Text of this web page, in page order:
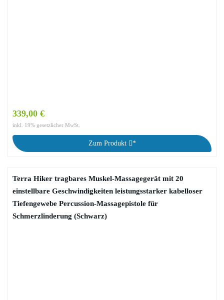
339,00 €
inkl. 19% gesetzlicher MwSt.
Zum Produkt *
Terra Hiker tragbares Muskel-Massagegerät mit 20
einstellbare Geschwindigkeiten leistungsstarker kabelloser
Tiefengewebe Percussion-Massagepistole für
Schmerzlinderung (Schwarz)